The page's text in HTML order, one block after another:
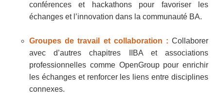
conférences et hackathons pour favoriser les
échanges et l’innovation dans la communauté BA.
Groupes de travail et collaboration : Collaborer
avec d’autres chapitres IIBA et associations
professionnelles comme OpenGroup pour enrichir
les échanges et renforcer les liens entre disciplines
connexes.